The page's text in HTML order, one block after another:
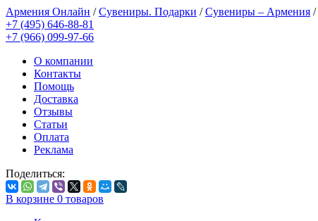
Армения Онлайн /Сувениры. Подарки /Сувениры – Армения /
+7 (495) 646-88-81
+7 (966) 099-97-66
О компании
Контакты
Помощь
Доставка
Отзывы
Статьи
Оплата
Реклама
Поделиться:
В корзине 0 товаров